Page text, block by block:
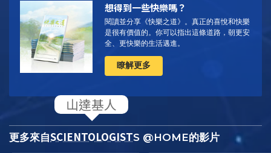
想得到一些快樂嗎？
閱讀並分享《快樂之道》。 真正的喜悅和快樂
是很有價值的。你可以指出這條道路，朝更安
全、更快樂的生活邁進。
瞭解更多
更多來自SCIENTOLOGISTS @HOME的影片